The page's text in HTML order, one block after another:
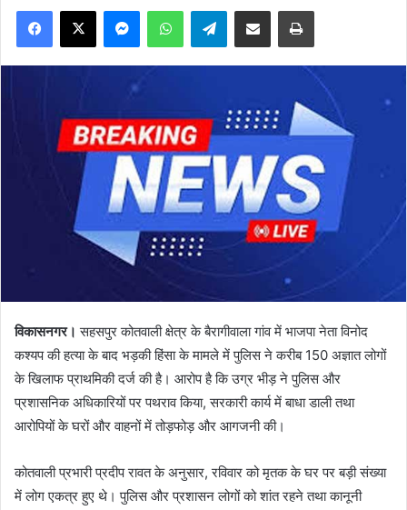
Facebook
X MessengerWhatsAppTelegramShare via Email Print
विकासनगर। सहसपुर कोतवाली क्षेत्र के बैरागीवाला गांव में भाजपा नेता विनोद
कश्यप की हत्या के बाद भड़की हिंसा के मामले में पुलिस ने करीब 150 अज्ञात लोगों
के खिलाफ प्राथमिकी दर्ज की है। आरोप है कि उग्र भीड़ ने पुलिस और
प्रशासनिक अधिकारियों पर पथराव किया, सरकारी कार्य में बाधा डाली तथा
आरोपियों के घरों और वाहनों में तोड़फोड़ और आगजनी की।
कोतवाली प्रभारी प्रदीप रावत के अनुसार, रविवार को मृतक के घर पर बड़ी संख्या
में लोग एकत्र हुए थे। पुलिस और प्रशासन लोगों को शांत रहने तथा कानूनी